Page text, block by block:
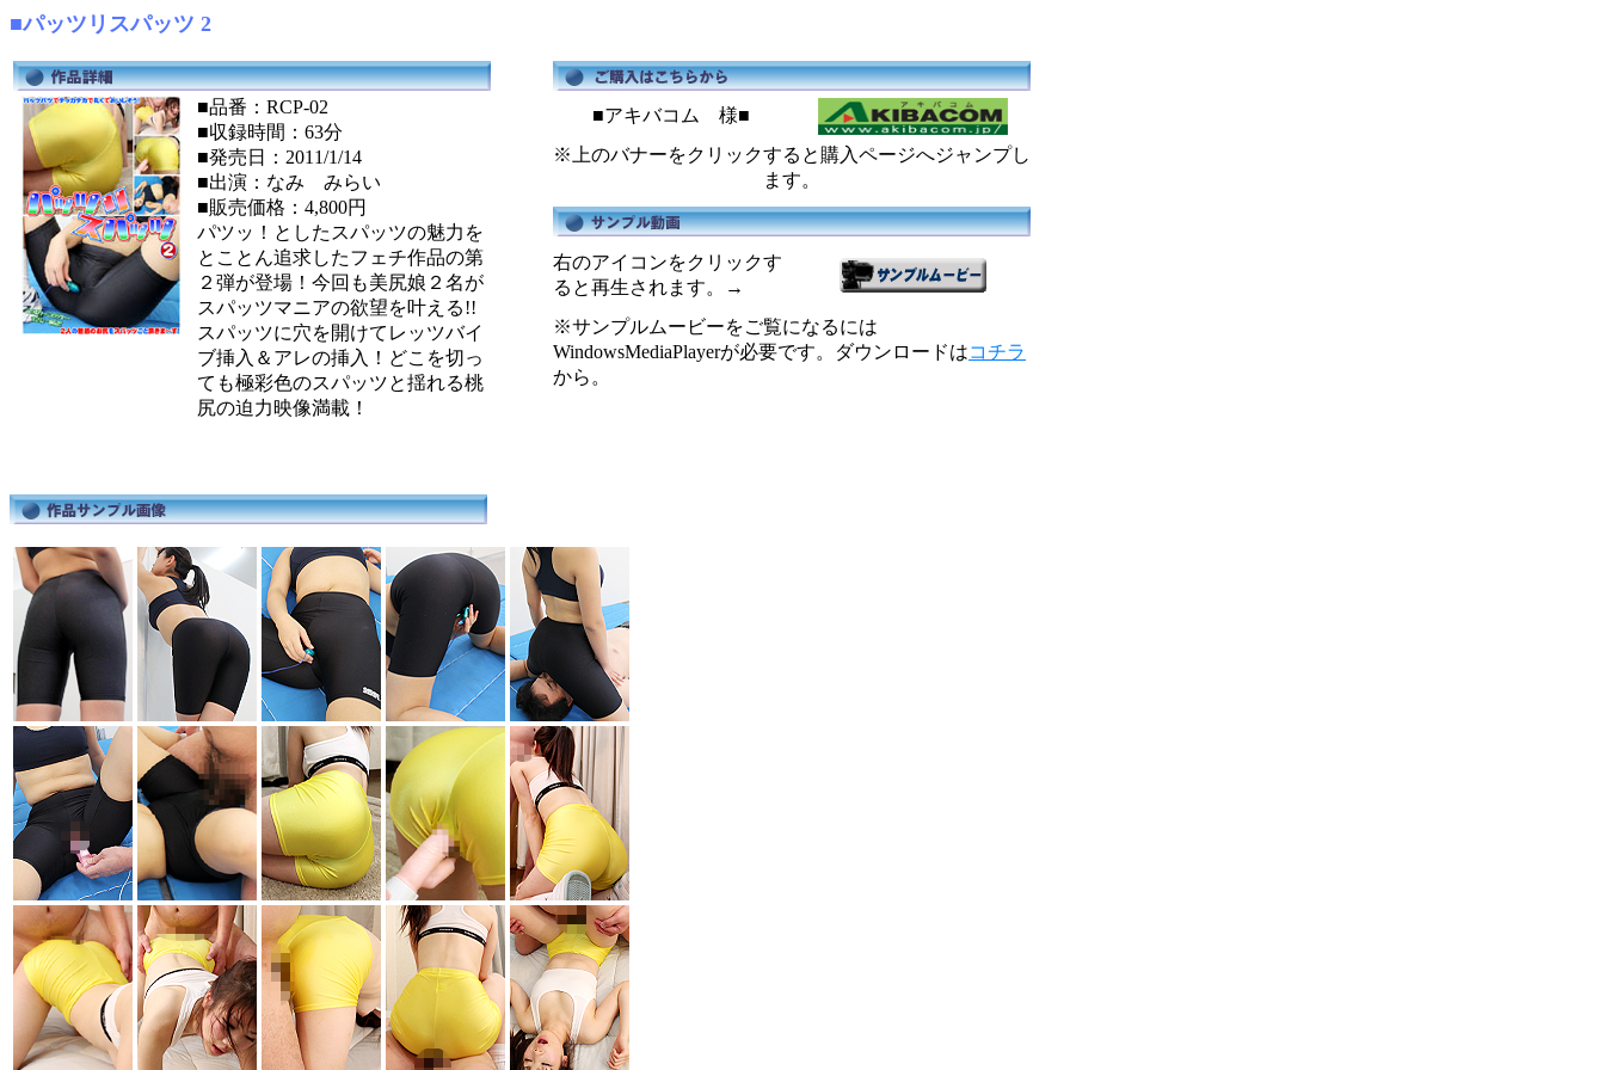
■パッツリスパッツ 2
■品番：RCP-02
■収録時間：63分
■発売日：2011/1/14
■出演：なみ みらい
■販売価格：4,800円
パツッ！としたスパッツの魅力を
とことん追求したフェチ作品の第
２弾が登場！今回も美尻娘２名が
スパッツマニアの欲望を叶える!!
スパッツに穴を開けてレッツバイ
ブ挿入＆アレの挿入！どこを切っ
ても極彩色のスパッツと揺れる桃
尻の迫力映像満載！
■アキバコム 様■
※上のバナーをクリックすると購入ページへジャンプし
ます。
右のアイコンをクリックす
ると再生されます。→
※サンプルムービーをご覧になるには
WindowsMediaPlayerが必要です。ダウンロードはコチラ
から。